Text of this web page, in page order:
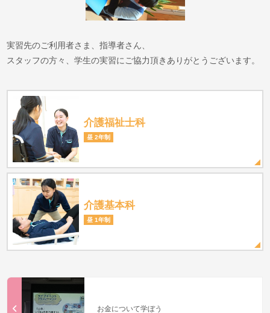
実習先のご利用者さま、指導者さん、
スタッフの方々、学生の実習にご協力頂きありがとうございます。
介護福祉士科
昼 2年制
介護基本科
昼 1年制
お金について学ぼう